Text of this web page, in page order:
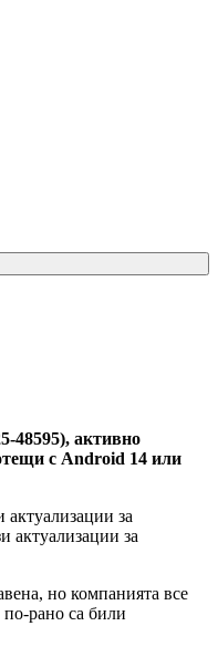
48595), активно
с Android 14 или
за
актуализации за
но компанията все
рано са били